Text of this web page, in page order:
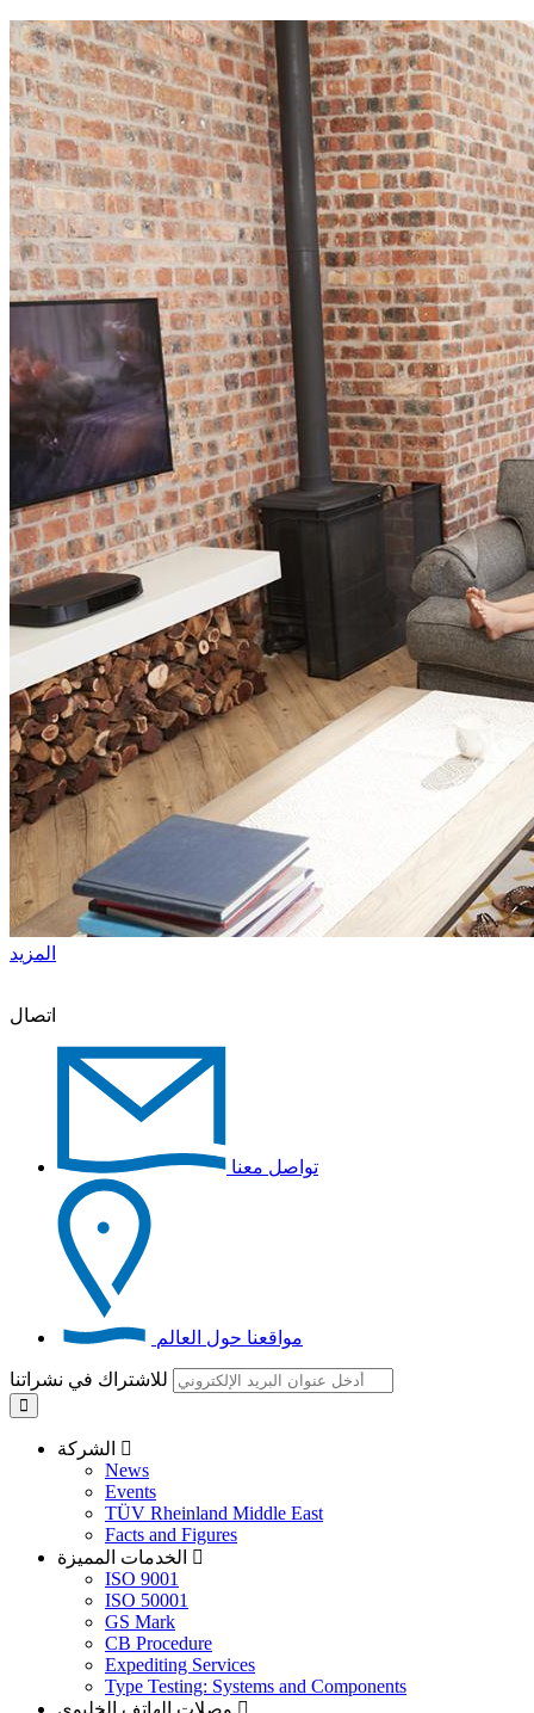
المزيد
اتصال
تواصل معنا
مواقعنا حول العالم
للاشتراك في نشراتنا
News
Events
TÜV Rheinland Middle East
Facts and Figures
ISO 9001
ISO 50001
GS Mark
CB Procedure
Expediting Services
Type Testing: Systems and Components